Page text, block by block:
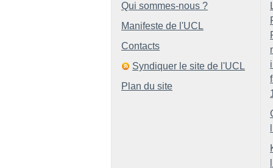
Qui sommes-nous ?
Manifeste de l'UCL
Contacts
Syndiquer le site de l'UCL
Plan du site